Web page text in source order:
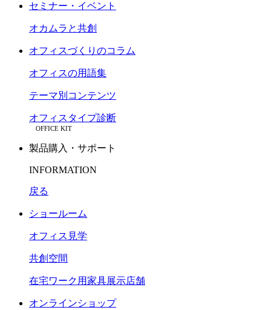
セミナー・イベント
オカムラと共創
オフィスづくりのコラム
オフィスの用語集
テーマ別コンテンツ
オフィスタイプ診断
OFFICE KIT
製品購入・サポート
INFORMATION
戻る
ショールーム
オフィス見学
共創空間
在宅ワーク用家具展示店舗
オンラインショップ